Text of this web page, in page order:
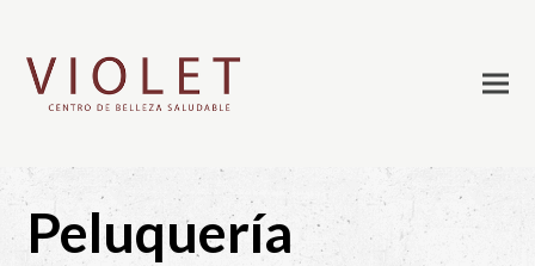
Peluquería